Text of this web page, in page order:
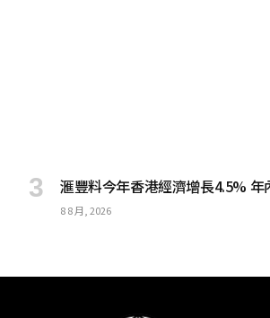
滙豐料今年香港經濟增長4.5% 年
8 8 月, 2026